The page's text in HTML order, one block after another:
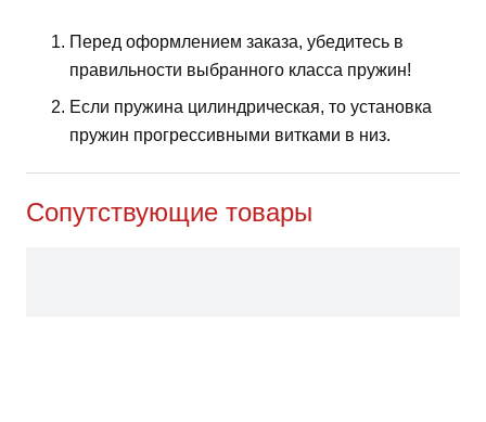
Перед оформлением заказа, убедитесь в
правильности выбранного класса пружин!
Если пружина цилиндрическая, то установка
пружин прогрессивными витками в низ.
Сопутствующие товары